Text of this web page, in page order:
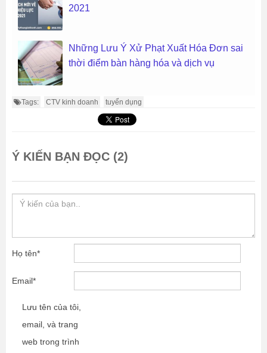
2021
Những Lưu Ý Xử Phạt Xuất Hóa Đơn sai
thời điểm bàn hàng hóa và dịch vụ
Tags: CTV kinh doanh tuyển dụng
Ý KIẾN BẠN ĐỌC (2)
Họ tên*
Email*
Lưu tên của tôi,
email, và trang
web trong trình